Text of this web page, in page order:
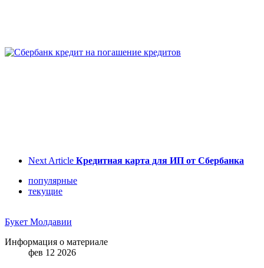
Next Article Кредитная карта для ИП от Сбербанка
популярные
текущие
Букет Молдавии
Информация о материале
фев 12 2026